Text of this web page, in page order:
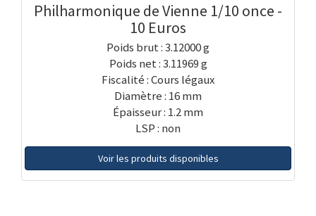
Philharmonique de Vienne 1/10 once -
10 Euros
Poids brut : 3.12000 g
Poids net : 3.11969 g
Fiscalité : Cours légaux
Diamètre : 16 mm
Épaisseur : 1.2 mm
LSP : non
Voir les produits disponibles